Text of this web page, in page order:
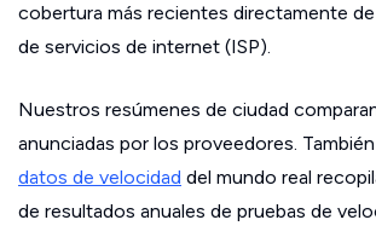
cobertura más recientes directamente
de servicios de internet (ISP).
Nuestros resúmenes de ciudad
anunciadas por los proveedores.
datos de velocidad del mundo real
de resultados anuales de pruebas de